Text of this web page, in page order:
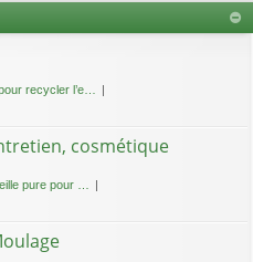
on
e
recycler l’e…
cosmétique
pure pour …